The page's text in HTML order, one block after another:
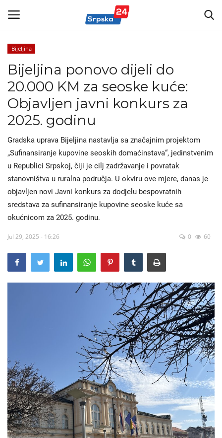
Vijesti
Kontakt
Marketing
Politika
Sport
Korona Virus
Auto-moto
Gradovi
Latinica Ћирилица
Bijeljina
Bijeljina ponovo dijeli do
20.000 KM za seoske kuće:
Objavljen javni konkurs za
2025. godinu
Gradska uprava Bijeljina nastavlja sa značajnim projektom
„Sufinansiranje kupovine seoskih domaćinstava“, jedinstvenim
u Republici Srpskoj, čiji je cilj zadržavanje i povratak
stanovništva u ruralna područja. U okviru ove mjere, danas je
objavljen novi Javni konkurs za dodjelu bespovratnih
sredstava za sufinansiranje kupovine seoske kuće sa
okućnicom za 2025. godinu.
Jul 29, 2025 - 16:26 0 60